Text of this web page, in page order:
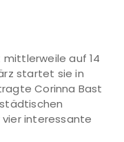
mittlerweile auf 14
startet sie in
Corinna Bast
vier interessante